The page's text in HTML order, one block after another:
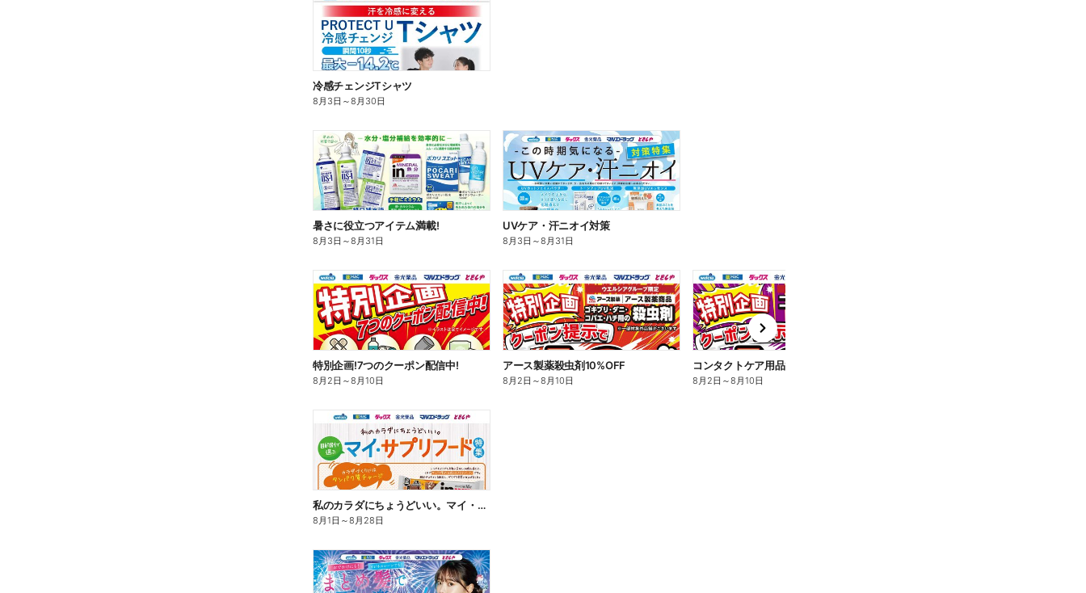
冷感チェンジTシャツ
8月3日 ～8月30日
暑さに役立つアイテム満載!
8月3日 ～8月31日
UVケア・汗ニオイ対策
8月3日 ～8月31日
特別企画!7つのクーポン配信中!
8月2日 ～8月10日
アース製薬殺虫剤10%OFF
8月2日 ～8月10日
コンタクトケア用品10%OFF
8月2日 ～8月10日
n
e
x
t
私のカラダにちょうどいい。マイ・サプリフード
8月1日 ～8月28日